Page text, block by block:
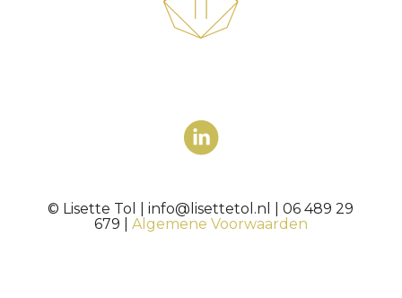
© Lisette Tol | info@lisettetol.nl | 06 489 29
679 |
Algemene Voorwaarden